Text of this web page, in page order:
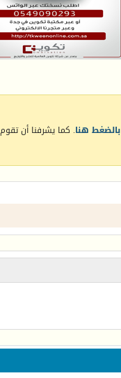
بالضغط هنا. كما يشرفنا أن تقوم